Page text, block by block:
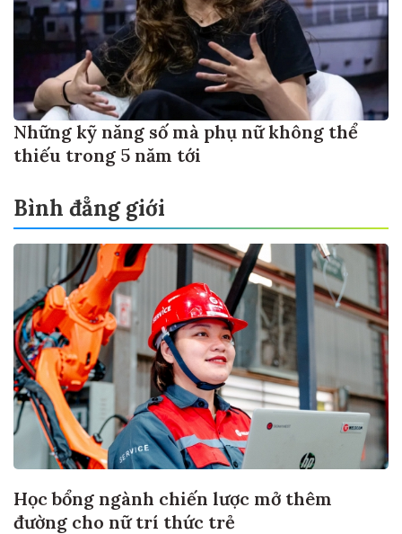
Những kỹ năng số mà phụ nữ không thể
thiếu trong 5 năm tới
Bình đẳng giới
Học bổng ngành chiến lược mở thêm
đường cho nữ trí thức trẻ